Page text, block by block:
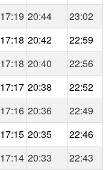
17:19 20:44
23:02
17:18 20:42
22:59
17:18 20:40
22:56
17:17 20:38
22:52
17:16 20:36
22:49
17:15 20:35
22:46
17:14 20:33
22:43